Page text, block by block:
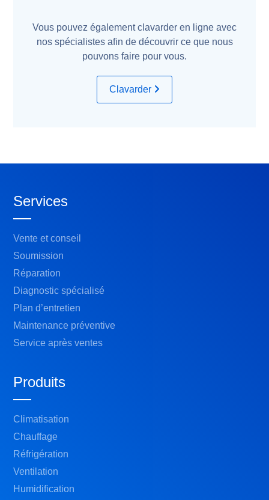
Vous pouvez également clavarder en ligne avec
nos spécialistes afin de découvrir ce que nous
pouvons faire pour vous.
Clavarder
Services
Vente et conseil
Soumission
Réparation
Diagnostic spécialisé
Plan d’entretien
Maintenance préventive
Service après ventes
Produits
Climatisation
Chauffage
Réfrigération
Ventilation
Humidification